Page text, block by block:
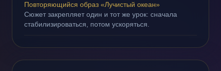
Повторяющийся образ «Лучистый океан»
Сюжет закрепляет один и тот же урок: сначала
стабилизироваться, потом ускоряться.